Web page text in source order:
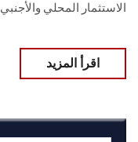
الاستثمار المحلي والأجنبي
اقرأ المزيد